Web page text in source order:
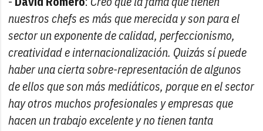
nuestros chefs es más que merecida y son para el
sector un exponente de calidad, perfeccionismo,
creatividad e internacionalización. Quizás sí puede
haber una cierta sobre-representación de algunos
de ellos que son más mediáticos, porque en el sector
hay otros muchos profesionales y empresas que
hacen un trabajo excelente y no tienen tanta